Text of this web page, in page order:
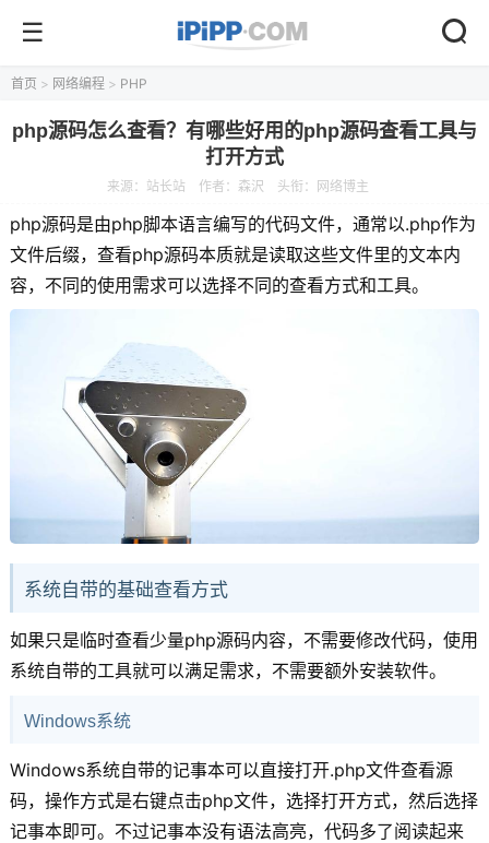
首页 > 网络编程 > PHP
php源码怎么查看？有哪些好用的php源码查看工具与
打开方式
来源： 站长站 作者：森沢 头衔：网络博主
php源码是由php脚本语言编写的代码文件，通常以.php作为
文件后缀，查看php源码本质就是读取这些文件里的文本内
容，不同的使用需求可以选择不同的查看方式和工具。
系统自带的基础查看方式
如果只是临时查看少量php源码内容，不需要修改代码，使用
系统自带的工具就可以满足需求，不需要额外安装软件。
Windows系统
Windows系统自带的记事本可以直接打开.php文件查看源
码，操作方式是右键点击php文件，选择打开方式，然后选择
记事本即可。不过记事本没有语法高亮，代码多了阅读起来